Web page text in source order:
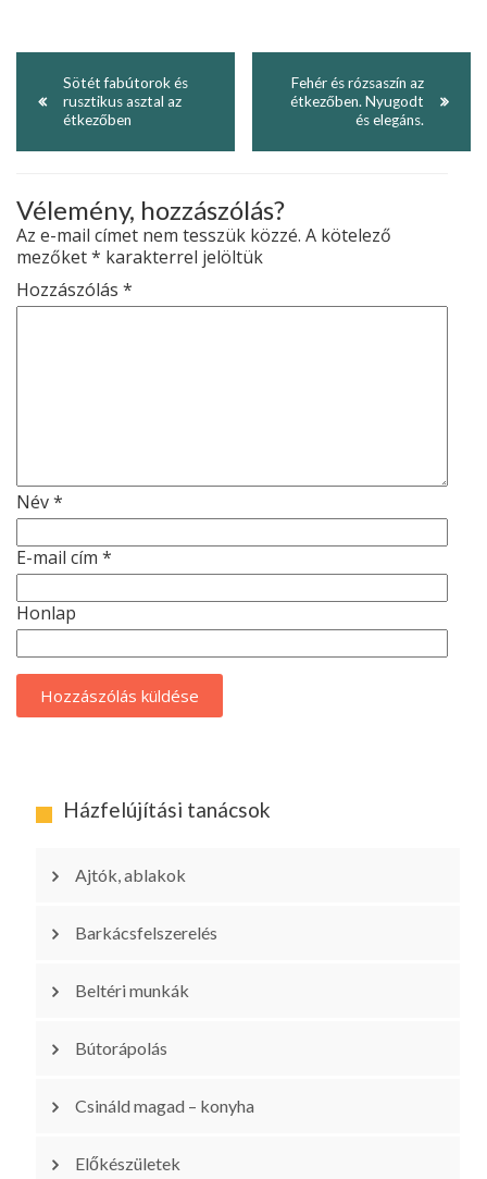
Sötét fabúto­rok és
rusztikus asztal az
étkezőben
Fehér és rózsaszín az
étkezőben. Nyugodt
és elegáns.
Vélemény, hozzászólás?
Az e-mail címet nem tesszük közzé. A kötelező
mezőket* karakterrel jelöltük
Hozzászólás *
Név*
E-mail cím *
Honlap
Házfelújítási tanácsok
Ajtók, ablakok
Barkácsfelszerelés
Beltéri munkák
Bútorápolás
Csináld magad – konyha
Előkészületek